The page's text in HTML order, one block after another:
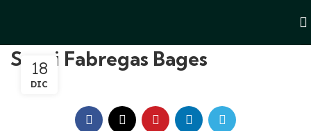
Sergi Fabregas Bages
18
DIC